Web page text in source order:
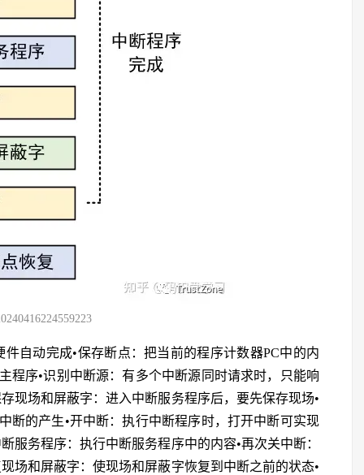
自动完成•保存断点：把当前的程序计数器PC中的内
程序•识别中断源：有多个中断源同时请求时，只能响
现场和屏蔽字：进入中断服务程序后，要先保存现场•
断的产生•开中断：执行中断程序时，打开中断可实现
服务程序：执行中断服务程序中的内容•再次关中断：
场和屏蔽字：使现场和屏蔽字恢复到中断之前的状态•